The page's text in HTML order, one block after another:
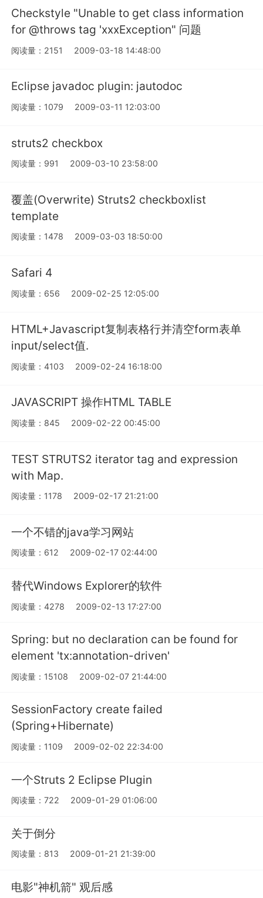
Checkstyle "Unable to get class information
for @throws tag 'xxxException" 问题
阅读量：2151 2009-03-18 14:48:00
Eclipse javadoc plugin: jautodoc
阅读量：1079 2009-03-11 12:03:00
struts2 checkbox
阅读量：991 2009-03-10 23:58:00
覆盖(Overwrite) Struts2 checkboxlist
template
阅读量：1478 2009-03-03 18:50:00
Safari 4
阅读量：656 2009-02-25 12:05:00
HTML+Javascript复制表格行并清空form表单
input/select值.
阅读量：4103 2009-02-24 16:18:00
JAVASCRIPT 操作HTML TABLE
阅读量：845 2009-02-22 00:45:00
TEST STRUTS2 iterator tag and expression
with Map.
阅读量：1178 2009-02-17 21:21:00
一个不错的java学习网站
阅读量：612 2009-02-17 02:44:00
替代Windows Explorer的软件
阅读量：4278 2009-02-13 17:27:00
Spring: but no declaration can be found for
element 'tx:annotation-driven'
阅读量：15108 2009-02-07 21:44:00
SessionFactory create failed
(Spring+Hibernate)
阅读量：1109 2009-02-02 22:34:00
一个Struts 2 Eclipse Plugin
阅读量：722 2009-01-29 01:06:00
关于倒分
阅读量：813 2009-01-21 21:39:00
电影"神机箭" 观后感